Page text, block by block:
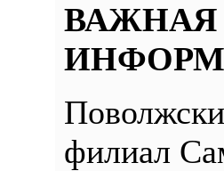
ВАЖНАЯ
филиал